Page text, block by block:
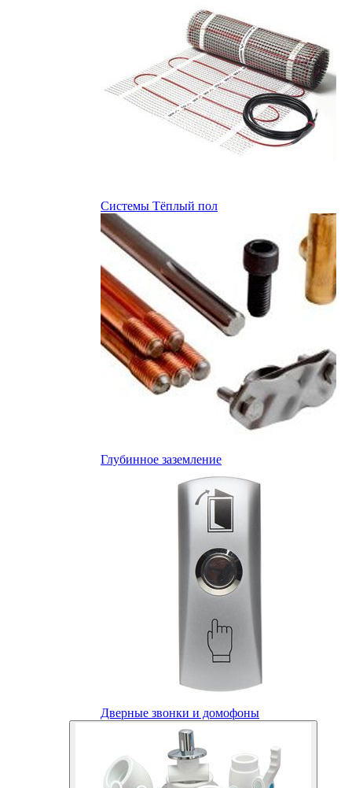
Системы Тёплый пол
Глубинное заземление
Дверные звонки и домофоны